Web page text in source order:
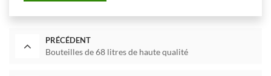
PRÉCÉDENT
Bouteilles de 68 litres de haute qualité